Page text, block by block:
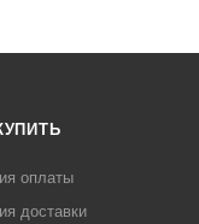
оплаты
доставки